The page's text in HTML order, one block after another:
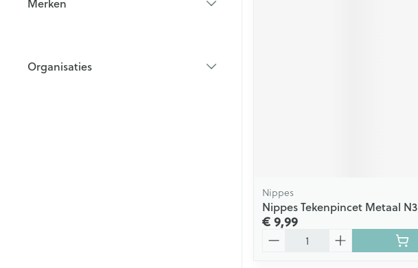
Organisaties
Nippes
Nippes Tekenpincet Metaal N3
€ 9,99